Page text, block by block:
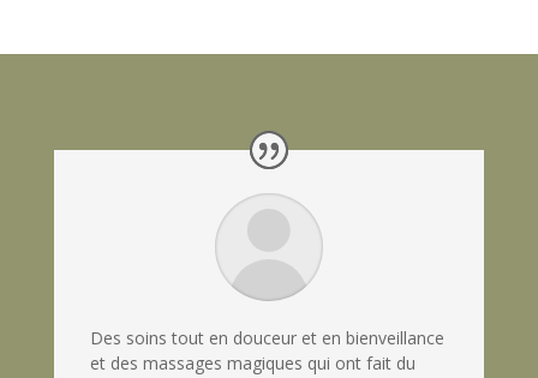
Des soins tout en douceur et en bienveillance
et des massages magiques qui ont fait du